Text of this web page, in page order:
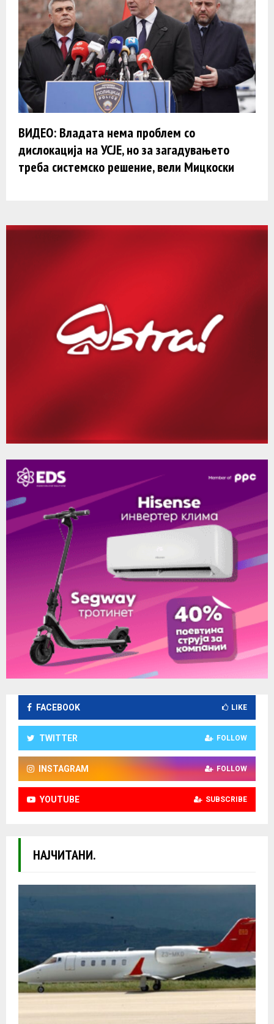
ВИДЕО: Владата нема проблем со
дислокација на УСЈЕ, но за загадувањето
треба системско решение, вели Мицкоски
FACEBOOK LIKE
TWITTER FOLLOW
INSTAGRAM FOLLOW
YOUTUBE SUBSCRIBE
НАЈЧИТАНИ.